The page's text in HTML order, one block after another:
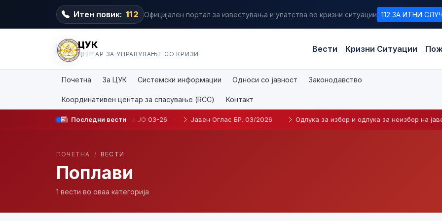
Итен повик: 112 Официјален портал за известувања и упатства во кризни ситуации 112 ЗА ИТНИ
ЦУК
ЦЕНТАР ЗА УПРАВУВАЊЕ СО КРИЗИ
Вести Кризни Ситуации
Почетна За ЦУК Системски информации Односи со јавност Законодавство
Координативен центар за спасување (RCC) Контакт
Последни вести
на определено време JO 03-26 · Јавен Оглас БР. 03/2026 · Одлука за избор и одлука за неизбор на јавен
ПОЧЕТНА / ВЕСТИ
Поплави
1 вести во оваа категорија